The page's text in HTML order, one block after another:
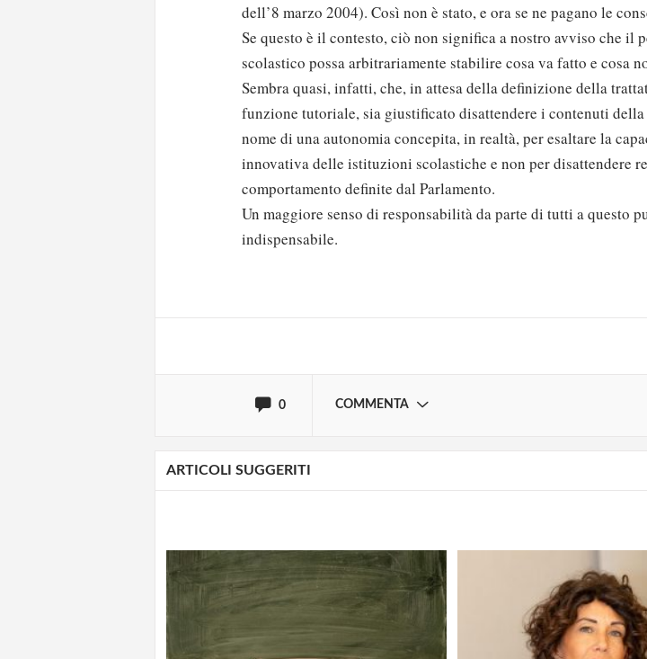
dell’8 marzo 2004). Così non è stato, e ora se ne pagano le
Se questo è il contesto, ciò non significa a nostro avviso che il
scolastico possa arbitrariamente stabilire cosa va fatto e cosa
Sembra quasi, infatti, che, in attesa della definizione della
funzione tutoriale, sia giustificato disattendere i contenuti
nome di una autonomia concepita, in realtà, per esaltare la
innovativa delle istituzioni scolastiche e non per disattendere
comportamento definite dal Parlamento.
Un maggiore senso di responsabilità da parte di tutti a questo
indispensabile.
0 COMMENTA
Solo gli utenti registrati possono commentare!
ARTICOLI SUGGERITI